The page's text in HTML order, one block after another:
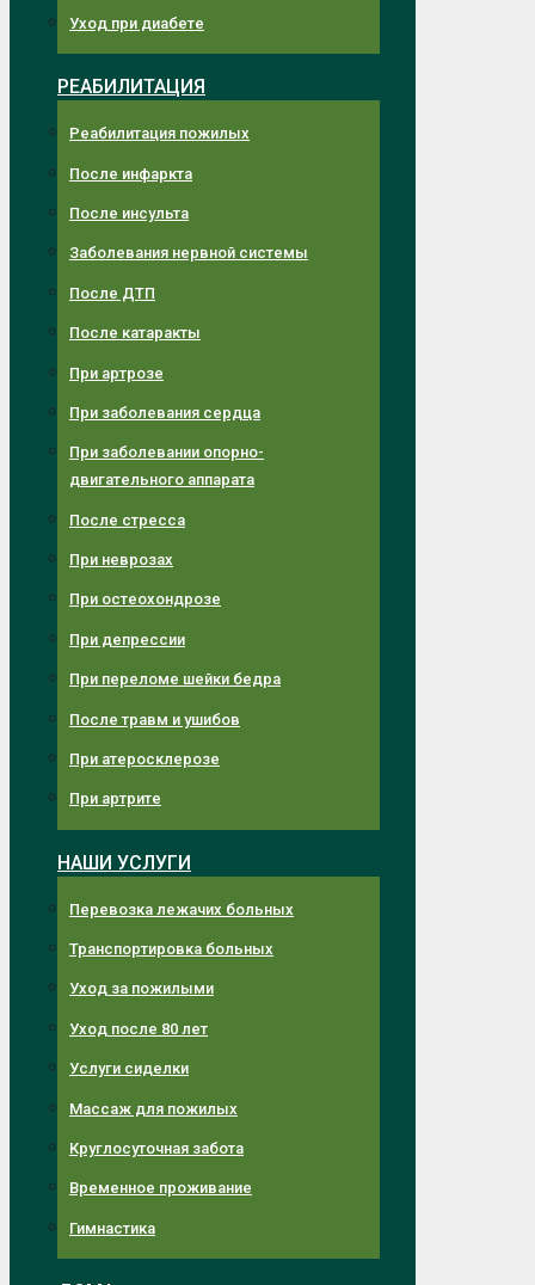
Уход при диабете
РЕАБИЛИТАЦИЯ
Реабилитация пожилых
После инфаркта
После инсульта
Заболевания нервной системы
После ДТП
После катаракты
При артрозе
При заболевания сердца
При заболевании опорно-
двигательного аппарата
После стресса
При неврозах
При остеохондрозе
При депрессии
При переломе шейки бедра
После травм и ушибов
При атеросклерозе
При артрите
НАШИ УСЛУГИ
Перевозка лежачих больных
Транспортировка больных
Уход за пожилыми
Уход после 80 лет
Услуги сиделки
Массаж для пожилых
Круглосуточная забота
Временное проживание
Гимнастика